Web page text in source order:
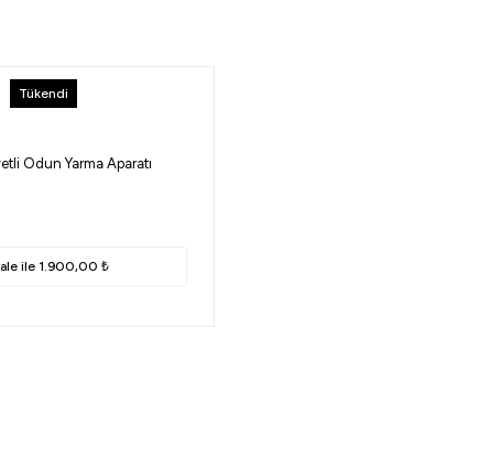
Tükendi
Odun Yarma Aparatı
ile 1.900,00 ₺